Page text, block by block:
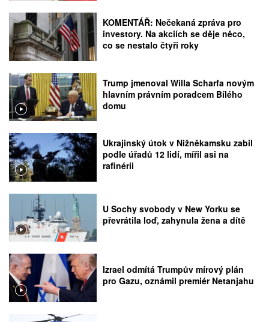
KOMENTÁŘ: Nečekaná zpráva pro
investory. Na akciích se děje něco,
co se nestalo čtyři roky
Trump jmenoval Willa Scharfa novým
hlavním právním poradcem Bílého
domu
Ukrajinský útok v Nižněkamsku zabil
podle úřadů 12 lidí, mířil asi na
rafinérii
U Sochy svobody v New Yorku se
převrátila loď, zahynula žena a dítě
Izrael odmítá Trumpův mírový plán
pro Gazu, oznámil premiér Netanjahu